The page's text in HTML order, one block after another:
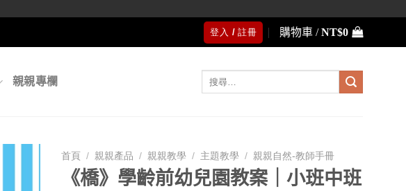
登入 / 註冊 購物車 /NT$0
親親專欄
首頁 / 親親產品 / 親親教學 / 主題教學 / 親親自然-教師手冊
《橋》學齡前幼兒園教案｜小班中班